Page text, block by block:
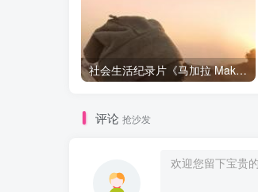
社会生活纪录片《马加拉 Makala》下载
评论 抢沙发